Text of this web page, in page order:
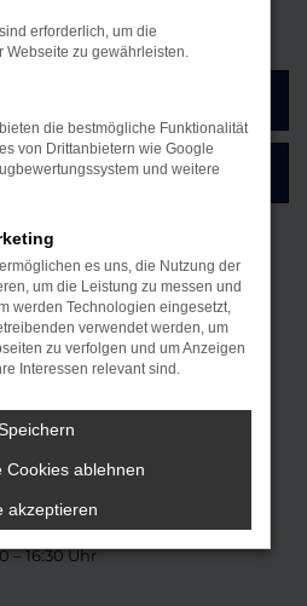
UNSER AUTOHAUS
– 18:00 Uhr
– 12:00 Uhr
– 16:30 Uhr
erforderlich, um die
Webseite zu gewährleisten.
die bestmögliche Funktionalität
von Drittanbietern wie Google
und weitere
es uns, die Nutzung der
um die Leistung zu messen und
werden Technologien eingesetzt,
verwendet werden, um
zu verfolgen und um Anzeigen
Interessen relevant sind.
Cookies ablehnen
akzeptieren